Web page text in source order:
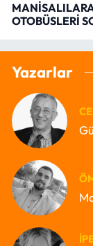
OTOBÜSLERİ
Yazarlar